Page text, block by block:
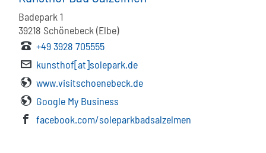
Badepark 1
39218 Schönebeck (Elbe)
+49 3928 705555
kunsthof[at]solepark.de
www.visitschoenebeck.de
Google My Business
facebook.com/soleparkbadsalzelmen